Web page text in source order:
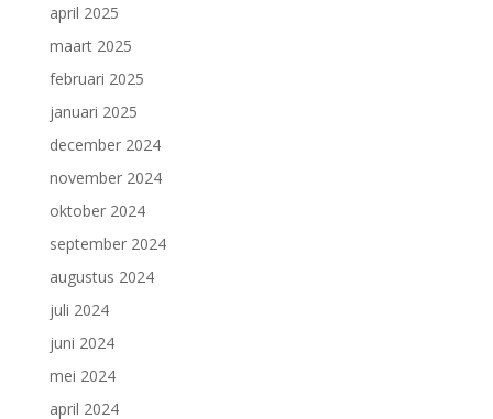
april 2025
maart 2025
februari 2025
januari 2025
december 2024
november 2024
oktober 2024
september 2024
augustus 2024
juli 2024
juni 2024
mei 2024
april 2024